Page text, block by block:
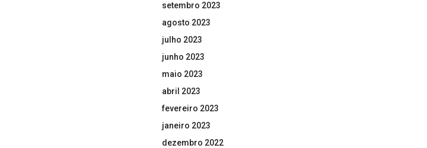
setembro 2023
agosto 2023
julho 2023
junho 2023
maio 2023
abril 2023
fevereiro 2023
janeiro 2023
dezembro 2022